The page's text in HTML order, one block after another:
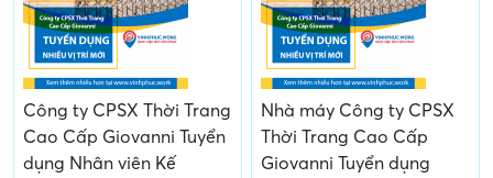
Công ty CPSX Thời Trang
Cao Cấp Giovanni Tuyển
dụng Nhân viên Kế
Nhà máy Công ty CPSX
Thời Trang Cao Cấp
Giovanni Tuyển dụng